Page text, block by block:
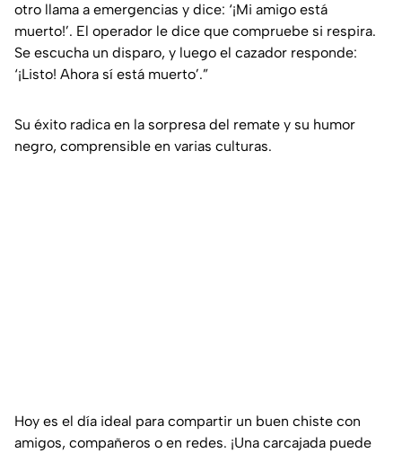
otro llama a emergencias y dice: ‘¡Mi amigo está
muerto!’. El operador le dice que compruebe si respira.
Se escucha un disparo, y luego el cazador responde:
‘¡Listo! Ahora sí está muerto’.”
Su éxito radica en la sorpresa del remate y su humor
negro, comprensible en varias culturas.
Hoy es el día ideal para compartir un buen chiste con
amigos, compañeros o en redes. ¡Una carcajada puede